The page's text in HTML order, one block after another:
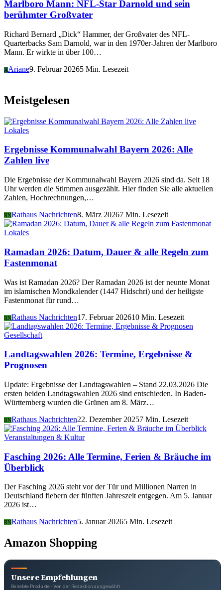
Marlboro Mann: NFL-Star Darnold und sein
berühmter Großvater
Richard Bernard „Dick“ Hammer, der Großvater des NFL-
Quarterbacks Sam Darnold, war in den 1970er-Jahren der Marlboro
Mann. Er wirkte in über 100…
AAriane9. Februar 20265 Min. Lesezeit
Meistgelesen
Lokales
Ergebnisse Kommunalwahl Bayern 2026: Alle
Zahlen live
Die Ergebnisse der Kommunalwahl Bayern 2026 sind da. Seit 18
Uhr werden die Stimmen ausgezählt. Hier finden Sie alle aktuellen
Zahlen, Hochrechnungen,…
RNRathaus Nachrichten8. März 20267 Min. Lesezeit
Lokales
Ramadan 2026: Datum, Dauer & alle Regeln zum
Fastenmonat
Was ist Ramadan 2026? Der Ramadan 2026 ist der neunte Monat
im islamischen Mondkalender (1447 Hidschri) und der heiligste
Fastenmonat für rund…
RNRathaus Nachrichten17. Februar 202610 Min. Lesezeit
Gesellschaft
Landtagswahlen 2026: Termine, Ergebnisse &
Prognosen
Update: Ergebnisse der Landtagswahlen – Stand 22.03.2026 Die
ersten beiden Landtagswahlen 2026 sind entschieden. In Baden-
Württemberg wurden die Grünen am 8. März…
RNRathaus Nachrichten22. Dezember 20257 Min. Lesezeit
Veranstaltungen & Kultur
Fasching 2026: Alle Termine, Ferien & Bräuche im
Überblick
Der Fasching 2026 steht vor der Tür und Millionen Narren in
Deutschland fiebern der fünften Jahreszeit entgegen. Am 5. Januar
2026 ist…
RNRathaus Nachrichten5. Januar 20265 Min. Lesezeit
Amazon Shopping
Unsere Empfehlungen
Beliebte Produkte · Von der Redaktion ausgewählt